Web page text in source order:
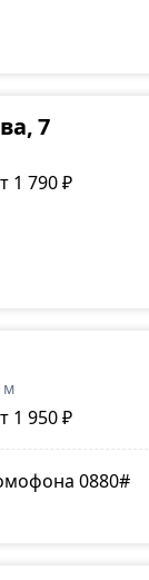
7
1 790 ₽
м
1 950 ₽
0880#